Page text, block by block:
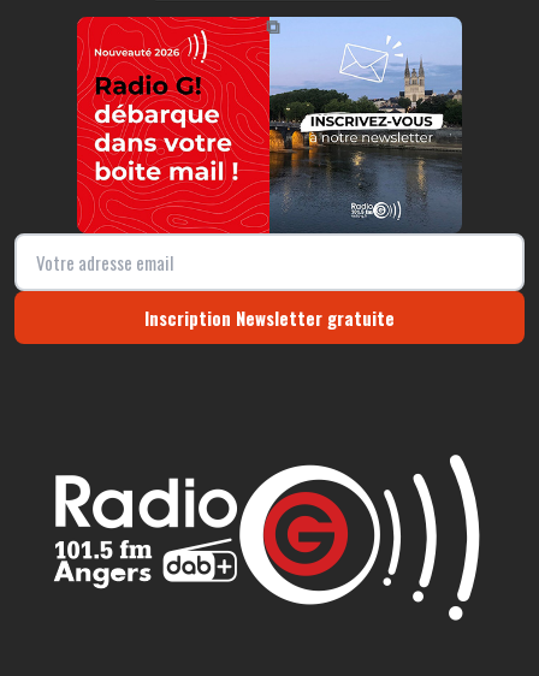
https://radio-g.fr?13188
⧉
Inscription Newsletter gratuite